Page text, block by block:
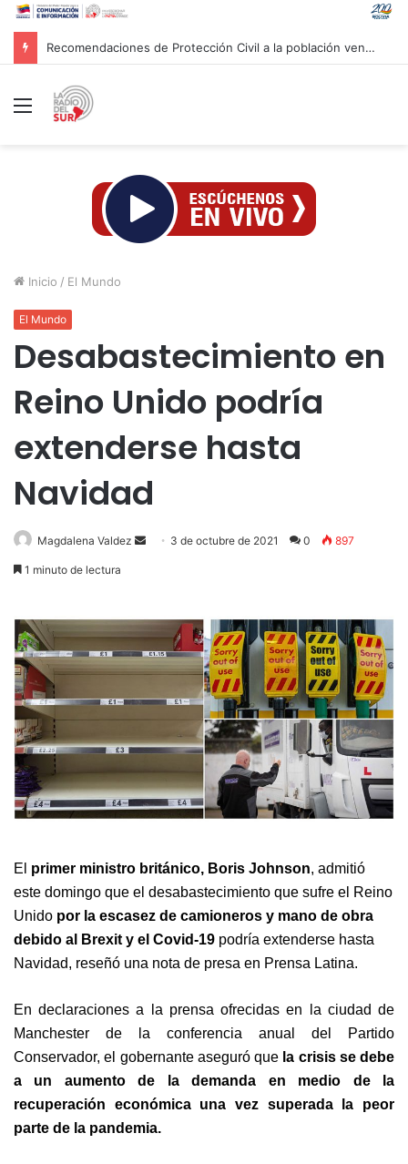
Recomendaciones de Protección Civil a la población venezolana ante fenómeno climatológico «El Niño»
Menú
Inicio / El Mundo
El Mundo
Desabastecimiento en
Reino Unido podría
extenderse hasta
Navidad
Magdalena Valdez
Send 3 de octubre de 2021 0 897
1 minuto de lectura
El primer ministro británico, Boris Johnson, admitió
este domingo que el desabastecimiento que sufre el Reino
Unido por la escasez de camioneros y mano de obra
debido al Brexit y el Covid-19 podría extenderse hasta
Navidad, reseñó una nota de presa en Prensa Latina.
En declaraciones a la prensa ofrecidas en la ciudad de
Manchester de la conferencia anual del Partido
Conservador, el gobernante aseguró que la crisis se debe
a un aumento de la demanda en medio de la
recuperación económica una vez superada la peor
parte de la pandemia.